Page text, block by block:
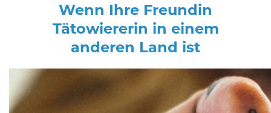
Wenn Ihre Freundin
Tätowiererin in einem
anderen Land ist